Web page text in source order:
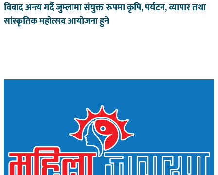
विवाद अन्त्य गर्दै जुम्लामा संयुक्त रूपमा कृषि, पर्यटन, व्यापार तथा
सांस्कृतिक महोत्सव आयोजना हुने